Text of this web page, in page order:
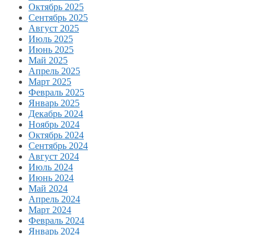
Октябрь 2025
Сентябрь 2025
Август 2025
Июль 2025
Июнь 2025
Май 2025
Апрель 2025
Март 2025
Февраль 2025
Январь 2025
Декабрь 2024
Ноябрь 2024
Октябрь 2024
Сентябрь 2024
Август 2024
Июль 2024
Июнь 2024
Май 2024
Апрель 2024
Март 2024
Февраль 2024
Январь 2024